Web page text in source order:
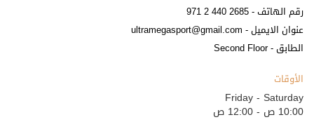
رقم الهاتف -971 2 440 2685
عنوان الايميل - ultramegasport@gmail.com
الطابق - Second Floor
الأوقات
Friday - Saturday
10:00 ص - 12:00 ص